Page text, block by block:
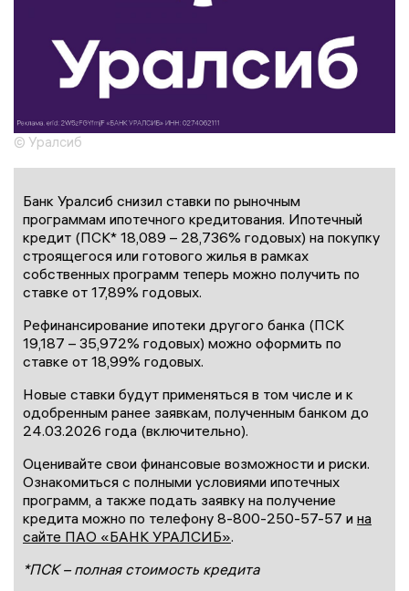
© Уралсиб
Банк Уралсиб снизил ставки по рыночным
программам ипотечного кредитования. Ипотечный
кредит (ПСК* 18,089 – 28,736% годовых) на покупку
строящегося или готового жилья в рамках
собственных программ теперь можно получить по
ставке от 17,89% годовых.
Рефинансирование ипотеки другого банка (ПСК
19,187 – 35,972% годовых) можно оформить по
ставке от 18,99% годовых.
Новые ставки будут применяться в том числе и к
одобренным ранее заявкам, полученным банком до
24.03.2026 года (включительно).
Оценивайте свои финансовые возможности и риски.
Ознакомиться с полными условиями ипотечных
программ, а также подать заявку на получение
кредита можно по телефону 8-800-250-57-57 и на
сайте ПАО «БАНК УРАЛСИБ».
*ПСК – полная стоимость кредита